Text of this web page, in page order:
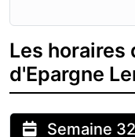
Les horaires
d'Epargne
Semaine